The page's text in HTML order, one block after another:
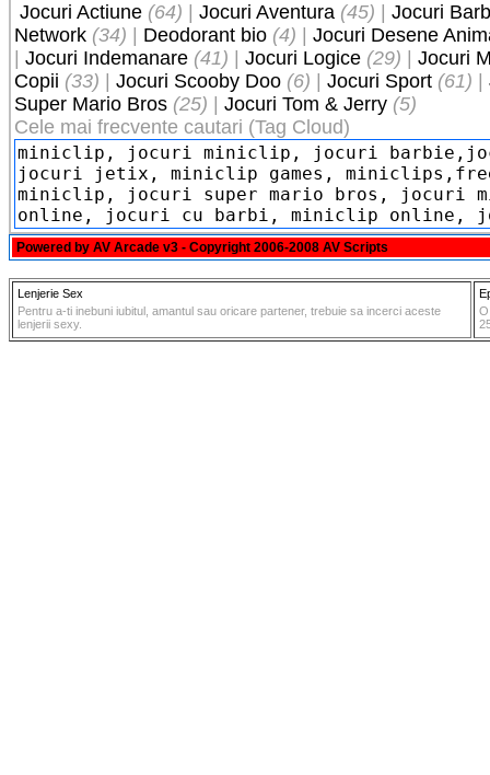
Jocuri Actiune (64) Jocuri Aventura (45)
Jocuri
Network (34) Deodorant bio (4)
Jocuri Desene
Jocuri Indemanare (41) Jocuri Logice (29)
Jocuri
Copii (33) Jocuri Scooby Doo (6) Jocuri Sport (61)
Super Mario Bros (25) Jocuri Tom & Jerry (5)
Cele mai frecvente cautari (Tag Cloud)
Powered by AV Arcade v3 - Copyright 2006-2008 AV Scripts
Lenjerie Sex
Pentru a-ti inebuni iubitul, amantul sau oricare partener, trebuie sa incerci aceste
lenjerii sexy.